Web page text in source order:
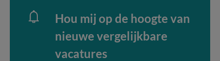
Hou mij op de hoogte van
nieuwe vergelijkbare
vacatures